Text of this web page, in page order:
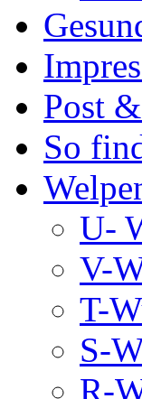
Post
So
U-
V-
T-
S-
R-